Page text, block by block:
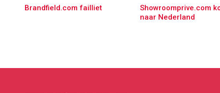
Brandfield.com failliet
Showroomprive.com
naar Nederland